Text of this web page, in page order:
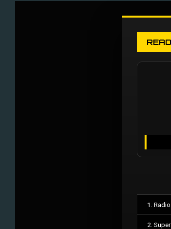
1.
2.